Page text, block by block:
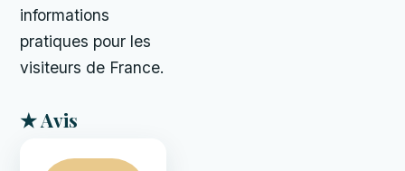
informations
pratiques pour les
visiteurs de France.
★ Avis